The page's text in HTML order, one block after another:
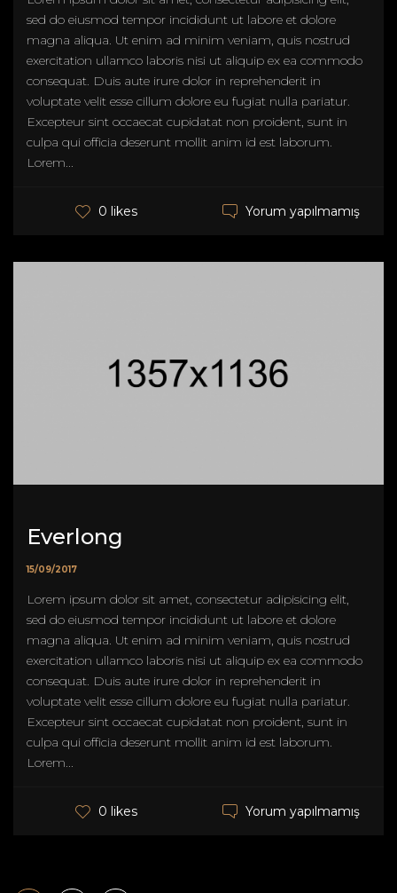
sed do eiusmod tempor incididunt ut labore et dolore
magna aliqua. Ut enim ad minim veniam, quis nostrud
exercitation ullamco laboris nisi ut aliquip ex ea commodo
consequat. Duis aute irure dolor in reprehenderit in
voluptate velit esse cillum dolore eu fugiat nulla pariatur.
Excepteur sint occaecat cupidatat non proident, sunt in
culpa qui officia deserunt mollit anim id est laborum.
Lorem...
0 likes Yorum yapılmamış
Everlong
15/09/2017
Lorem ipsum dolor sit amet, consectetur adipisicing elit,
sed do eiusmod tempor incididunt ut labore et dolore
magna aliqua. Ut enim ad minim veniam, quis nostrud
exercitation ullamco laboris nisi ut aliquip ex ea commodo
consequat. Duis aute irure dolor in reprehenderit in
voluptate velit esse cillum dolore eu fugiat nulla pariatur.
Excepteur sint occaecat cupidatat non proident, sunt in
culpa qui officia deserunt mollit anim id est laborum.
Lorem...
0 likes Yorum yapılmamış